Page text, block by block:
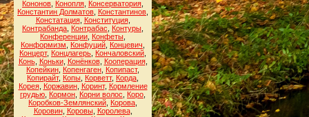
Кононов Конопля Консерватория
Константин Долматов Константинов
Констатация, Конституция,
Контрабанда Контрабас Контуры
Конференции Конфеты
Конформизм
Конфуций Концевич
Концерт, Концлагерь Кончаловский
Конь, Коньки, Конёнков, Кооперация,
Копейкин Копенгаген Копипаст,
Копирайт, Копы Корветт, Корда
Корея, Коржавин, Коринт, Кормление
грудью Кормон Корни волос Коро
Коробков-Землянский Корова
Коровин, Коровы, Королева,